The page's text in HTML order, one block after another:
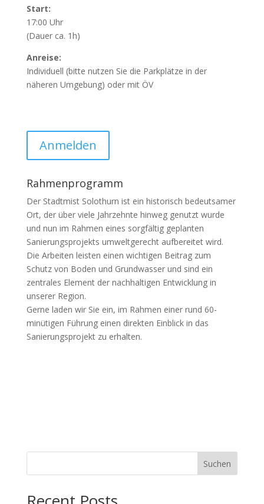
Start:
17:00 Uhr
(Dauer ca. 1h)
Anreise:
Individuell (bitte nutzen Sie die Parkplätze in der
näheren Umgebung) oder mit ÖV
Anmelden
Rahmenprogramm
Der Stadtmist Solothurn ist ein historisch bedeutsamer
Ort, der über viele Jahrzehnte hinweg genutzt wurde
und nun im Rahmen eines sorgfältig geplanten
Sanierungsprojekts umweltgerecht aufbereitet wird.
Die Arbeiten leisten einen wichtigen Beitrag zum
Schutz von Boden und Grundwasser und sind ein
zentrales Element der nachhaltigen Entwicklung in
unserer Region.
Gerne laden wir Sie ein, im Rahmen einer rund 60-
minütigen Führung einen direkten Einblick in das
Sanierungsprojekt zu erhalten.
Suchen